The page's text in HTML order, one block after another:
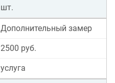
шт.
Дополнительный замер
2500 руб.
услуга